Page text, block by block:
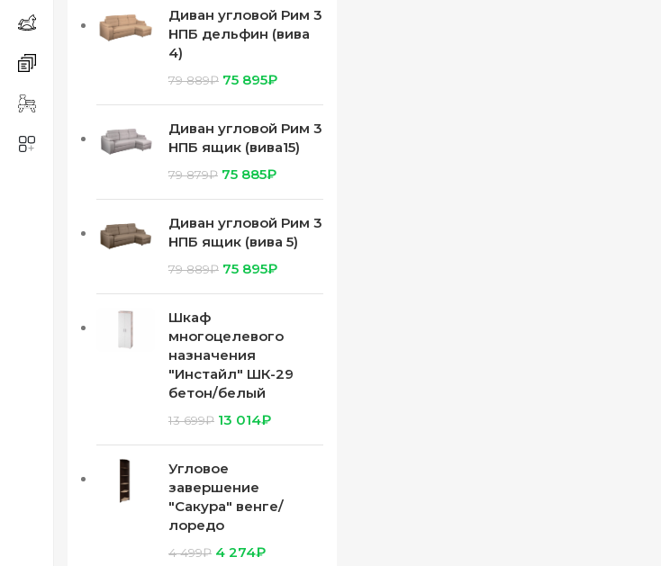
Диван угловой Рим 3
НПБ дельфин (вива
4)
79 889₽ 75 895₽
Диван угловой Рим 3
НПБ ящик (вива15)
79 879₽ 75 885₽
Диван угловой Рим 3
НПБ ящик (вива 5)
79 889₽ 75 895₽
Шкаф
многоцелевого
назначения
"Инстайл" ШК-29
бетон/белый
13 699₽ 13 014₽
Угловое
завершение
"Сакура" венге/
лоредо
4 499₽ 4 274₽